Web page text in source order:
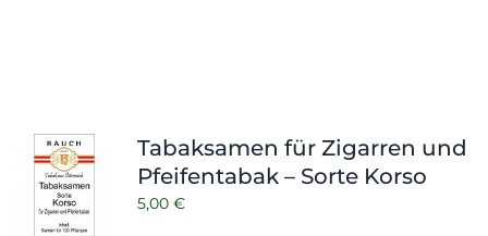
Tabaksamen für Zigarren und
Pfeifentabak – Sorte Korso
5,00 €